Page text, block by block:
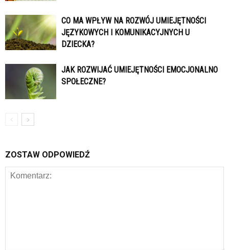
CO MA WPŁYW NA ROZWÓJ UMIEJĘTNOŚCI
JĘZYKOWYCH I KOMUNIKACYJNYCH U
DZIECKA?
JAK ROZWIJAĆ UMIEJĘTNOŚCI EMOCJONALNO
SPOŁECZNE?
ZOSTAW ODPOWIEDŹ